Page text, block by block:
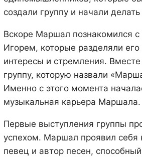
создали группу и начали
Вскоре Маршал познакомился
Игорем, которые разделяли
интересы и стремления.
группу, которую назвали
Именно с этого момента
музыкальная карьера Маршала.
Первые выступления группы
успехом. Маршал проявил себя
певец и автор песен,